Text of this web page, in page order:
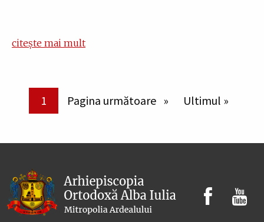
citește mai mult
PaginarePagina curentă
1 Pagina următoare
Pagina următoare Ultima pagină
Ultimul »